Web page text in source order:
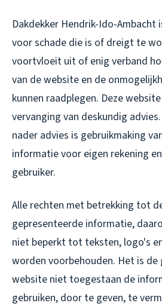
Dakdekker Hendrik-Ido-Ambacht
voor schade die is of dreigt te
voortvloeit uit of enig verband
van de website en de
kunnen raadplegen. Deze
vervanging van deskundig
nader advies is gebruikmaking
informatie voor eigen rekening
gebruiker.
Alle rechten met betrekking tot
gepresenteerde informatie,
niet beperkt tot teksten, logo's
worden voorbehouden. Het is de
website niet toegestaan de
gebruiken, door te geven, te